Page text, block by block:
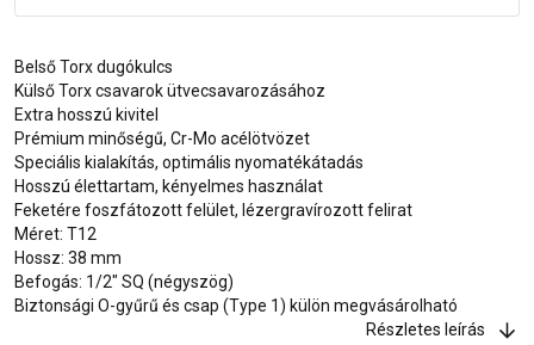
Belső Torx dugókulcs
Külső Torx csavarok ütvecsavarozásához
Extra hosszú kivitel
Prémium minőségű, Cr-Mo acélötvözet
Speciális kialakítás, optimális nyomatékátadás
Hosszú élettartam, kényelmes használat
Feketére foszfátozott felület, lézergravírozott felirat
Méret: T12
Hossz: 38 mm
Befogás: 1/2" SQ (négyszög)
Biztonsági O-gyűrű és csap (Type 1) külön megvásárolható
Részletes leírás